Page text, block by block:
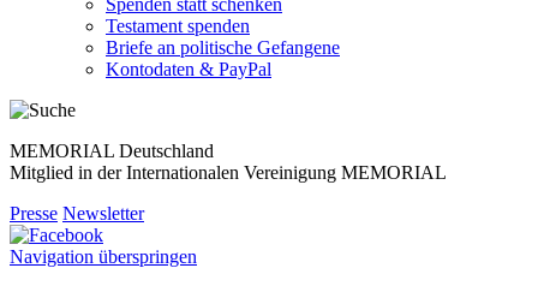
Spenden statt schenken
Testament spenden
Briefe an politische Gefangene
Kontodaten & PayPal
MEMORIAL Deutschland
Mitglied in der Internationalen Vereinigung MEMORIAL
Presse Newsletter
Navigation überspringen